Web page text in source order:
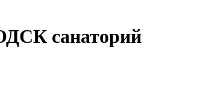
санаторий